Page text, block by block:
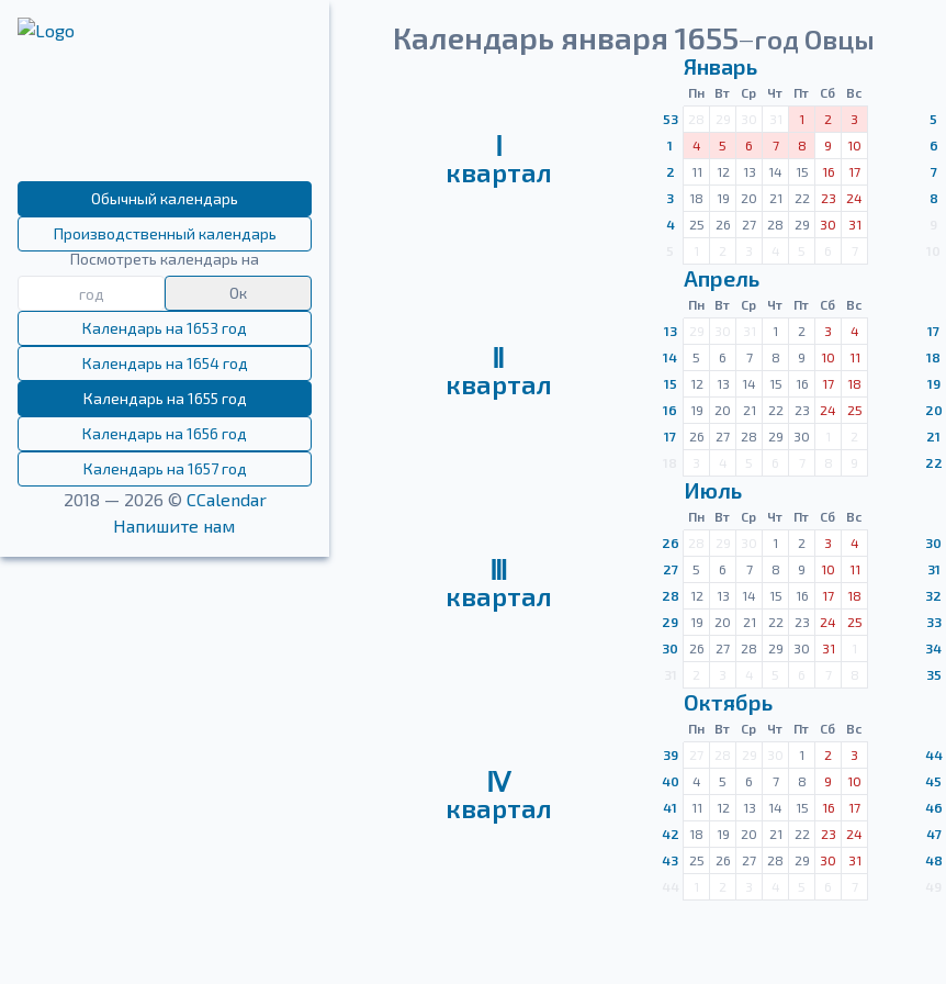
Обычный календарь
Производственный календарь
Посмотреть календарь на
Ок
Календарь на 1653 год
Календарь на 1654 год
Календарь на 1655 год
Календарь на 1656 год
Календарь на 1657 год
2018 — 2026 © CCalendar
Напишите нам
Календарь января 1655—год Овцы
Ⅰ
квартал
Январь
Пн Вт Ср Чт Пт Сб
Вс
53
28 29 30 31 1 2
3
1
4 5 6 7 8 9
10
2
11 12 13 14 15 16
17
3
18 19 20 21 22 23
24
4
25 26 27 28 29 30
31
1 2 3 4 5 6 7
5
6
7
8
Ⅱ
квартал
Апрель
Пн Вт Ср Чт Пт Сб
Вс
13
29 30 31 1 2 3
4
14
5 6 7 8 9 10
11
15
12 13 14 15 16 17
18
16
19 20 21 22 23 24
25
17
26 27 28 29 30 1
2
3 4 5 6 7 8 9
17
18
19
20
21
22
Ⅲ
квартал
Июль
Пн Вт Ср Чт Пт Сб
Вс
26
28 29 30 1 2 3
4
27
5 6 7 8 9 10
11
28
12 13 14 15 16 17
18
29
19 20 21 22 23 24
25
30
26 27 28 29 30 31
1
2 3 4 5 6 7 8
30
31
32
33
34
35
Ⅳ
квартал
Октябрь
Пн Вт Ср Чт Пт Сб
Вс
39
27 28 29 30 1 2
3
40
4 5 6 7 8 9
10
41
11 12 13 14 15 16
17
42
18 19 20 21 22 23
24
43
25 26 27 28 29 30
31
1 2 3 4 5 6 7
44
45
46
47
48